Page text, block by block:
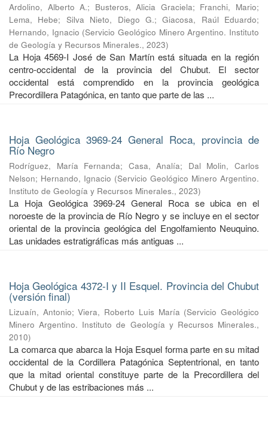
Ardolino, Alberto A.; Busteros, Alicia Graciela; Franchi, Mario;
Lema, Hebe; Silva Nieto, Diego G.;Giacosa, Raúl Eduardo;
Hernando, Ignacio (Servicio Geológico Minero Argentino. Instituto
de Geología y Recursos Minerales., 2023)
La Hoja 4569-I José de San Martín está situada en la región
centro-occidental de la provincia del Chubut. El sector
occidental está comprendido en la provincia geológica
Precordillera Patagónica, en tanto que parte de las ...
Hoja Geológica 3969-24 General Roca, provincia de
Río Negro
Rodríguez, María Fernanda; Casa, Analía; Dal Molin, Carlos
Nelson; Hernando, Ignacio (Servicio Geológico Minero Argentino.
Instituto de Geología y Recursos Minerales., 2023)
La Hoja Geológica 3969-24 General Roca se ubica en el
noroeste de la provincia de Río Negro y se incluye en el sector
oriental de la provincia geológica del Engolfamiento Neuquino.
Las unidades estratigráficas más antiguas ...
Hoja Geológica 4372-I y II Esquel. Provincia del Chubut
(versión final)
Lizuaín, Antonio;Viera, Roberto Luis María (Servicio Geológico
Minero Argentino. Instituto de Geología y Recursos Minerales.,
2010)
La comarca que abarca la Hoja Esquel forma parte en su mitad
occidental de la Cordillera Patagónica Septentrional, en tanto
que la mitad oriental constituye parte de la Precordillera del
Chubut y de las estribaciones más ...